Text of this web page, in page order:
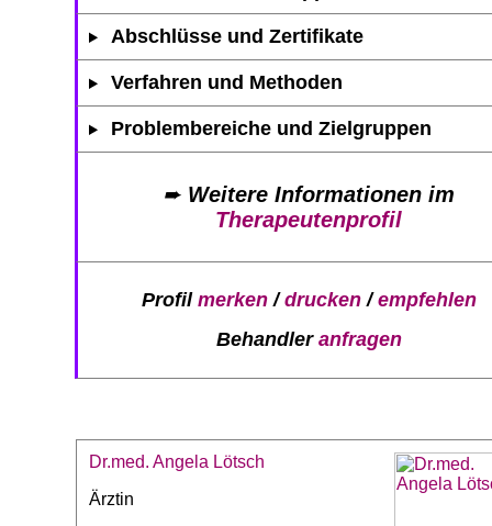
Abschlüsse und Zertifikate
Verfahren und Methoden
Problembereiche und Zielgruppen
➨ Weitere Informationen im
Therapeutenprofil
Profil merken/drucken/empfehlen
Behandler anfragen
Dr.med. Angela Lötsch
Ärztin